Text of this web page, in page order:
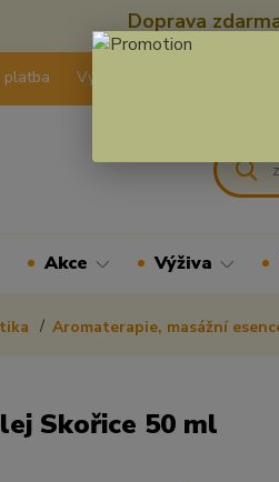
Doprava
platba Výdejní pravidla
Akce Výživa
Aromaterapie, masážní
Skořice 50 ml